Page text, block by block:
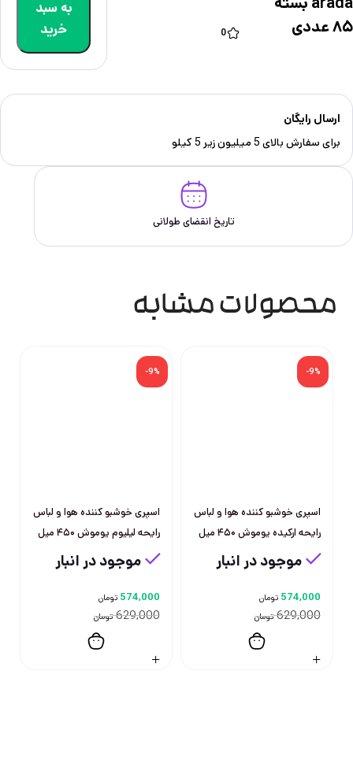
0
۸۵ عددی
به سبد
خرید
ارسال رایگان
برای سفارش‌ بالای 5 میلیون زیر 5 کیلو
تاریخ انقضای طولانی
محصولات مشابه
-9%
اسپری خوشبو کننده هوا و لباس
رایحه ارکیده یوموش ۴۵۰ میل
موجود در انبار
629,000 تومان
574,000 تومان
-9%
اسپری خوشبو کننده هوا و لباس
رایحه لیلیوم یوموش ۴۵۰ میل
موجود در انبار
629,000 تومان
574,000 تومان